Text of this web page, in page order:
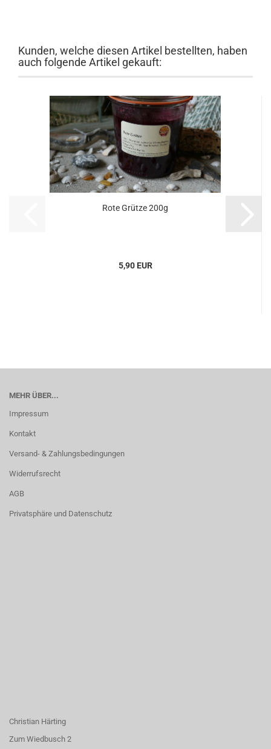
Kunden, welche diesen Artikel bestellten, haben
auch folgende Artikel gekauft:
Rote Grütze 200g
5,90 EUR
MEHR ÜBER...
Impressum
Kontakt
Versand- & Zahlungsbedingungen
Widerrufsrecht
AGB
Privatsphäre und Datenschutz
Christian Härting
Zum Wiedbusch 2